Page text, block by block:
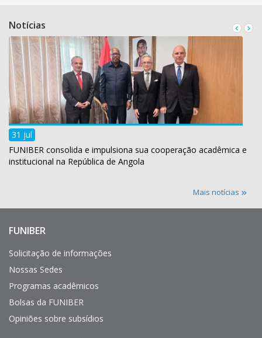
Notícias
31 jul
FUNIBER consolida e impulsiona sua cooperação acadêmica e
institucional na República de Angola
Mais notícias
Enlaces
interés
FUNIBER
Solicitação de informações
Nossas Sedes
Programas acadêmicos
Bolsas da FUNIBER
Opiniões sobre subsídios